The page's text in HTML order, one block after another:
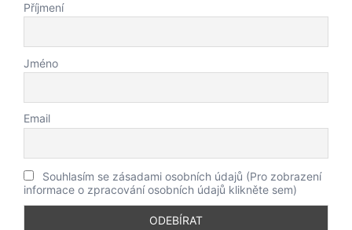
Příjmení
Jméno
Email
Souhlasím se zásadami osobních údajů (Pro zobrazení
informace o zpracování osobních údajů klikněte sem)